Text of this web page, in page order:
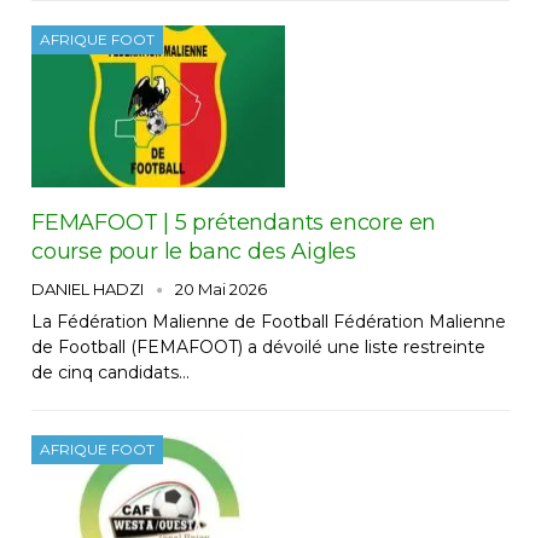
AFRIQUE FOOT
FEMAFOOT | 5 prétendants encore en
course pour le banc des Aigles
DANIEL HADZI 20 Mai 2026
La Fédération Malienne de Football Fédération Malienne
de Football (FEMAFOOT) a dévoilé une liste restreinte
de cinq candidats…
AFRIQUE FOOT